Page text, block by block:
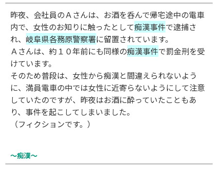
昨夜、会社員のＡさんは、お酒を呑んで帰宅途中の電車
内で、女性のお知りに触ったとして痴漢事件で逮捕さ
れ、 岐阜県各務原警察署に留置されています。
Ａさんは、約１０年前にも同様の痴漢事件で罰金刑を受
けています。
そのため普段は、女性から痴漢と間違えられないよう
に、満員電車の中では女性に近寄らないようにして注意
していたのですが、昨夜はお酒に酔っていたこともあ
り、事件を起こしてしまいました。
（フィクションです。）
～痴漢～